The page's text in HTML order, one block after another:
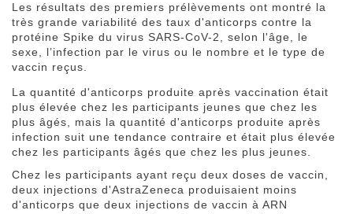
Les résultats des premiers prélèvements ont montré la
très grande variabilité des taux d'anticorps contre la
protéine Spike du virus SARS-CoV-2, selon l'âge, le
sexe, l’infection par le virus ou le nombre et le type de
vaccin reçus.
La quantité d'anticorps produite après vaccination était
plus élevée chez les participants jeunes que chez les
plus âgés, mais la quantité d'anticorps produite après
infection suit une tendance contraire et était plus élevée
chez les participants âgés que chez les plus jeunes.
Chez les participants ayant reçu deux doses de vaccin,
deux injections d'AstraZeneca produisaient moins
d'anticorps que deux injections de vaccin à ARN